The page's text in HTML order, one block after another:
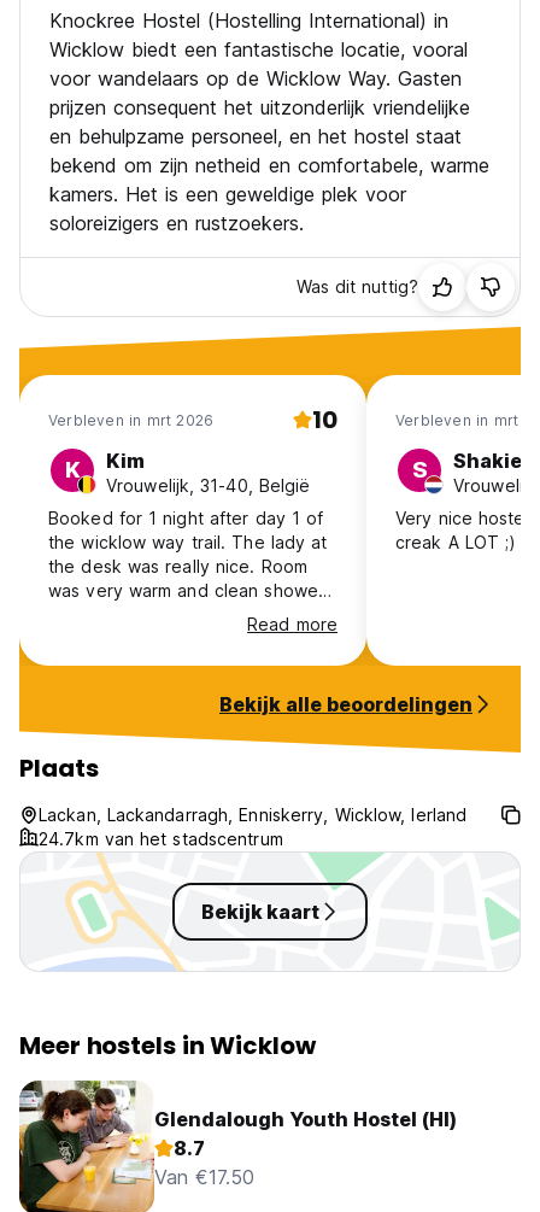
Knockree Hostel (Hostelling International) in
Wicklow biedt een fantastische locatie, vooral
voor wandelaars op de Wicklow Way. Gasten
prijzen consequent het uitzonderlijk vriendelijke
en behulpzame personeel, en het hostel staat
bekend om zijn netheid en comfortabele, warme
kamers. Het is een geweldige plek voor
soloreizigers en rustzoekers.
Was dit nuttig?
Verbleven in mrt 2026 10
K Kim
Vrouwelijk, 31-40, België
Booked for 1 night after day 1 of
the wicklow way trail. The lady at
the desk was really nice. Room
was very warm and clean showers
and toilets. Nice kitchen to cook
and enough space to sit.
Read more
Verbleven in mrt
S Shakiela
Very nice
creak A LOT ;)
Bekijk alle beoordelingen
Plaats
Lackan, Lackandarragh, Enniskerry, Wicklow, Ierland
24.7km van het stadscentrum
Bekijk kaart
Meer hostels in Wicklow
Glendalough Youth Hostel (HI)
8.7
Van €17.50